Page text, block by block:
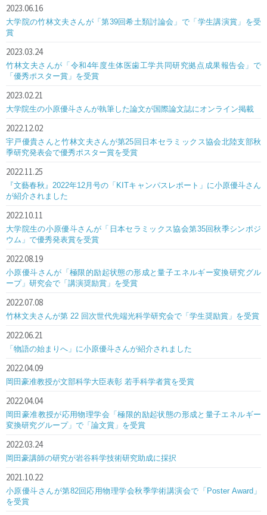
2023.06.16
大学院の竹林文夫さんが「第39回希土類討論会」で「学生講演賞」を受
賞
2023.03.24
竹林文夫さんが「令和4年度生体医歯工学共同研究拠点成果報告会」で
「優秀ポスター賞」を受賞
2023.02.21
大学院生の小原優斗さんが執筆した論文が国際論文誌にオンライン掲載
2022.12.02
宇戸優貴さんと竹林文夫さんが第25回日本セラミックス協会北陸支部秋
季研究発表会で優秀ポスター賞を受賞
2022.11.25
『文藝春秋』2022年12月号の「KITキャンパスレポート」に小原優斗さん
が紹介されました
2022.10.11
大学院生の小原優斗さんが「日本セラミックス協会第35回秋季シンポジ
ウム」で優秀発表賞を受賞
2022.08.19
小原優斗さんが「極限的励起状態の形成と量子エネルギー変換研究グル
ープ」研究会で「講演奨励賞」を受賞
2022.07.08
竹林文夫さんが第 22 回次世代先端光科学研究会で「学生奨励賞」を受賞
2022.06.21
「物語の始まりへ」に小原優斗さんが紹介されました
2022.04.09
岡田豪准教授が文部科学大臣表彰 若手科学者賞を受賞
2022.04.04
岡田豪准教授が応用物理学会「極限的励起状態の形成と量子エネルギー
変換研究グループ」で「論文賞」を受賞
2022.03.24
岡田豪講師の研究が岩谷科学技術研究助成に採択
2021.10.22
小原優斗さんが第82回応用物理学会秋季学術講演会で「Poster Award」
を受賞